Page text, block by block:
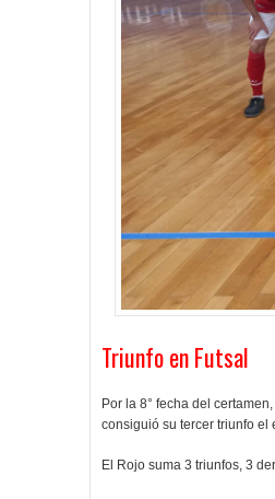
Triunfo en Futsal
Por la 8° fecha del
consiguió su tercer triunfo el
El Rojo suma 3 triunfos, 3